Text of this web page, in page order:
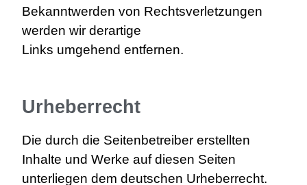
Bekanntwerden von Rechtsverletzungen
werden wir derartige
Links umgehend entfernen.
Urheberrecht
Die durch die Seitenbetreiber erstellten
Inhalte und Werke auf diesen Seiten
unterliegen dem deutschen Urheberrecht.